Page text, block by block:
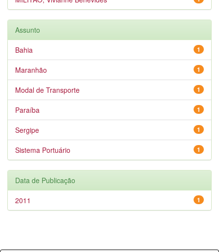
Assunto
1
Bahia
1
Maranhão
1
Modal de Transporte
1
Paraíba
1
Sergipe
1
Sistema Portuário
Data de Publicação
1
2011